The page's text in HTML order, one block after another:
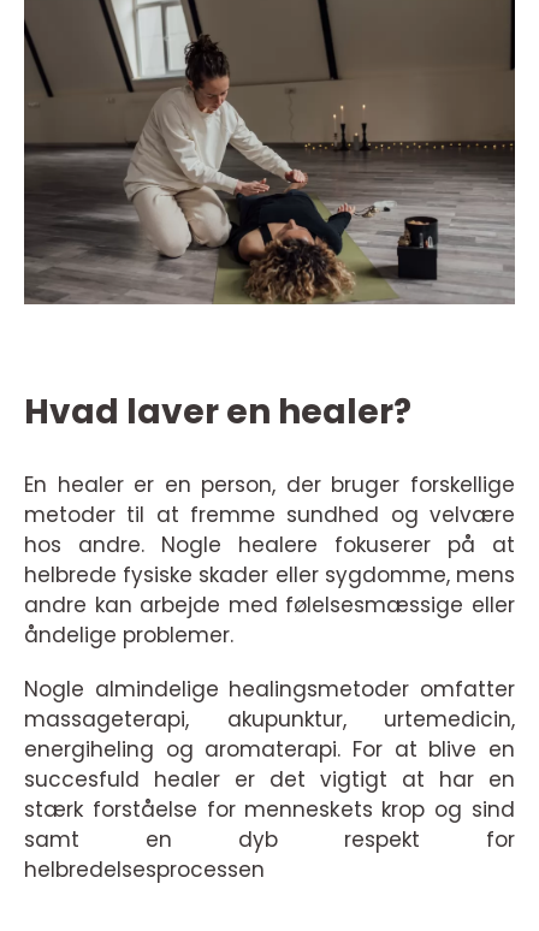
Hvad laver en healer?
En healer er en person, der bruger forskellige
metoder til at fremme sundhed og velvære
hos andre. Nogle healere fokuserer på at
helbrede fysiske skader eller sygdomme, mens
andre kan arbejde med følelsesmæssige eller
åndelige problemer.
Nogle almindelige healingsmetoder omfatter
massageterapi, akupunktur, urtemedicin,
energiheling og aromaterapi. For at blive en
succesfuld healer er det vigtigt at har en
stærk forståelse for menneskets krop og sind
samt en dyb respekt for
helbredelsesprocessen